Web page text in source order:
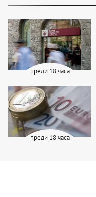
преди 18 часа
преди 18 часа